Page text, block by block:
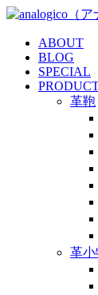
ABOUT
BLOG
SPECIAL
革鞄
革小